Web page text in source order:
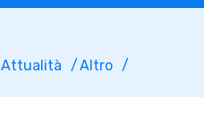
Attualità Altro